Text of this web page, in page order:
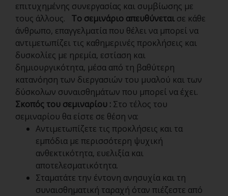
επιτυχημένης συνεργασίας και συμβίωσης με
τους άλλους. Το σεμινάριο απευθύνεται σε κάθε
άνθρωπο, επαγγελματία που θέλει να μπορεί να
αντιμετωπίζει τις καθημερινές προκλήσεις και
δυσκολίες με ηρεμία, εστίαση και
δημιουργικότητα, μέσα από τη βαθύτερη
κατανόηση των διεργασιών του μυαλού και των
δύσκολων συναισθημάτων που μπορεί να έχει.
Σκοπός του σεμιναρίου : Στο τέλος του
σεμιναρίου θα είστε σε θέση να:
Αντιμετωπίζετε τις προκλήσεις και τα
εμπόδια με περισσότερη ψυχική
ανθεκτικότητα, ευελιξία και
αποτελεσματικότητα.
Σταματάτε την έντονη ανησυχία και τη
συναισθηματική ταραχή όταν πιέζεστε από